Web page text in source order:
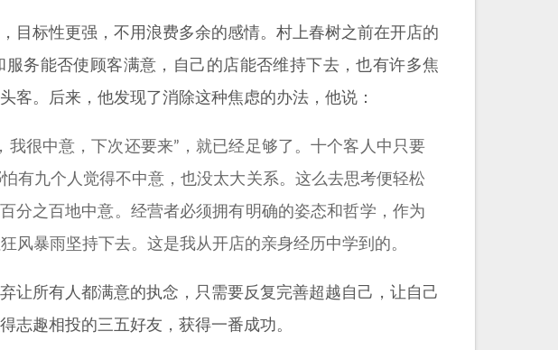
目标性更强，不用浪费多余的感情。村上春树之前在开店的
务能否使顾客满意，自己的店能否维持下去，也有许多焦
客。后来，他发现了消除这种焦虑的办法，他说：
我很中意，下次还要来”，就已经足够了。十个客人中只要
有九个人觉得不中意，也没太大关系。这么去思考便轻松
分之百地中意。经营者必须拥有明确的姿态和哲学，作为
风暴雨坚持下去。这是我从开店的亲身经历中学到的。
让所有人都满意的执念，只需要反复完善超越自己，让自己
志趣相投的三五好友，获得一番成功。